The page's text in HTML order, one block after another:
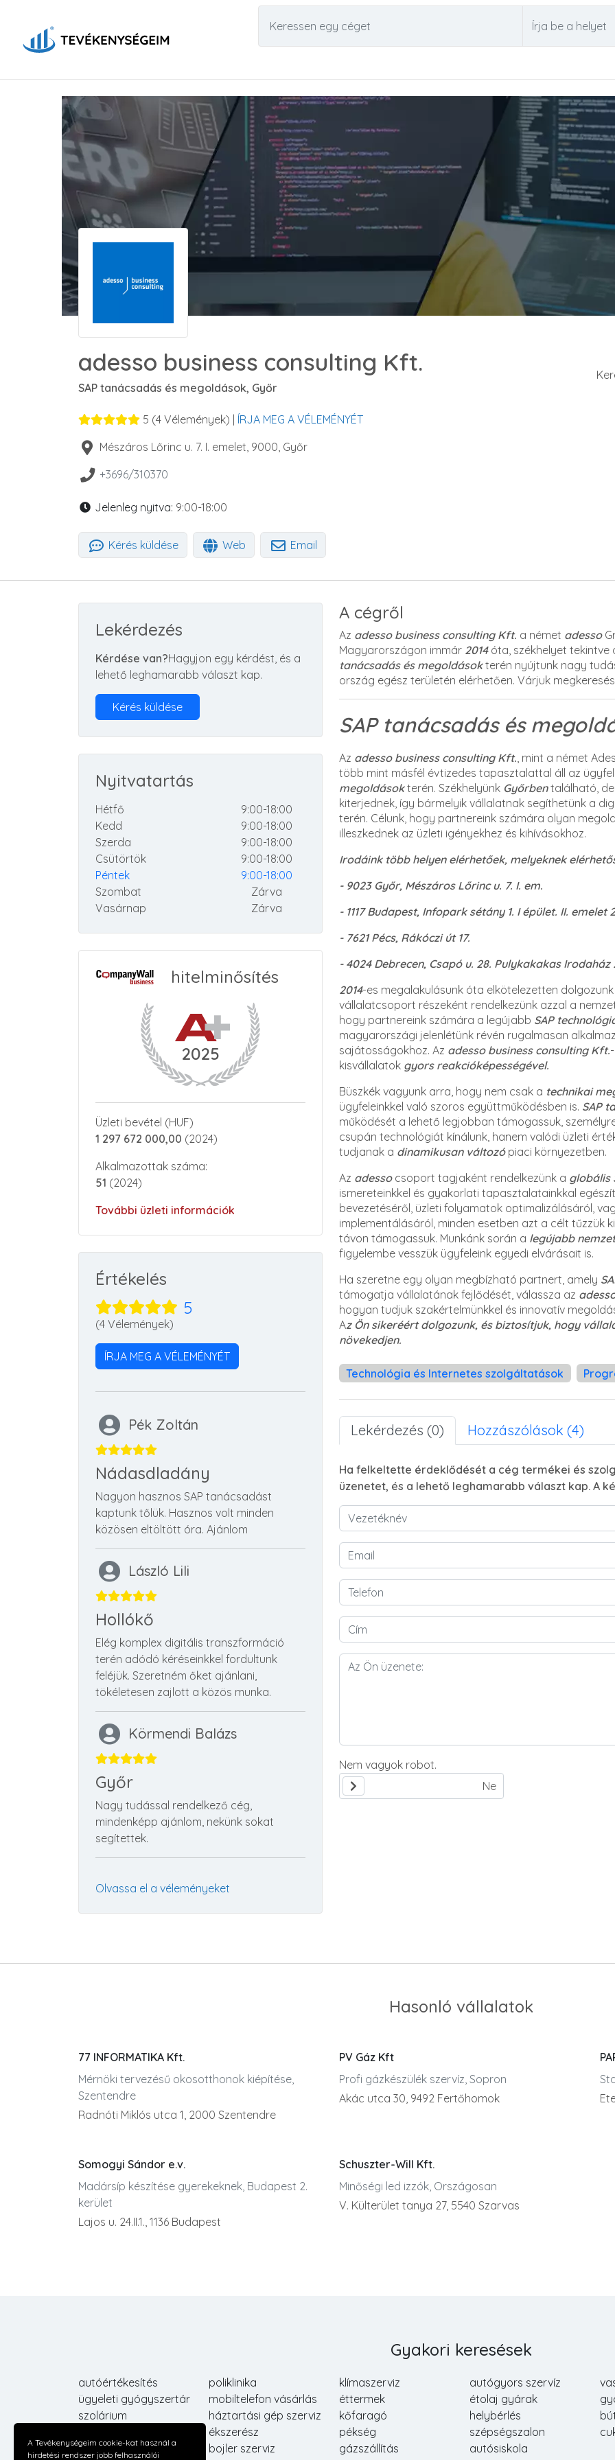
adesso business consulting Kft.
SAP tanácsadás és megoldások, Győr
5 (4 Vélemények) | ÍRJA MEG A VÉLEMÉNYÉT
Mészáros Lőrinc u. 7. I. emelet, 9000, Győr
+3696/310370
Jelenleg nyitva: 9:00-18:00
Kérés küldése Web Email
Lekérdezés
Kérdése van?Hagyjon egy kérdést, és a
lehető leghamarabb választ kap.
Kérés küldése
Nyitvatartás
Hétfő
9:00-18:00
Kedd
9:00-18:00
Szerda
9:00-18:00
Csütörtök
9:00-18:00
Péntek
9:00-18:00
Szombat
Zárva
Vasárnap
Zárva
hitelminősítés
2025
Üzleti bevétel (HUF)
1 297 672 000,00 (2024)
Alkalmazottak száma:
51 (2024)
További üzleti információk
Értékelés
5
(4 Vélemények)
ÍRJA MEG A VÉLEMÉNYÉT
Pék Zoltán
Nádasdladány
Nagyon hasznos SAP tanácsadást
kaptunk tőlük. Hasznos volt minden
közösen eltöltött óra. Ajánlom
László Lili
Hollókő
Elég komplex digitális transzformáció
terén adódó kéréseinkkel fordultunk
feléjük. Szeretném őket ajánlani,
tökéletesen zajlott a közös munka.
Körmendi Balázs
Győr
Nagy tudással rendelkező cég,
mindenképp ajánlom, nekünk sokat
segítettek.
Olvassa el a véleményeket
A cégről
Az adesso business consulting Kft. a német adesso
Magyarországon immár 2014 óta, székhelyet tekintve
tanácsadás és megoldásokterén nyújtunk nagy
ország egész területén elérhetően. Várjuk
SAP tanácsadás és
Az adesso business consulting Kft., mint a német
több mint másfél évtizedes tapasztalattal áll az
megoldásokterén. Székhelyünk Győrbentalálható,
kiterjednek, így bármelyik vállalatnak segíthetünk a
terén. Célunk, hogy partnereink számára olyan
illeszkednek az üzleti igényekhez és kihívásokhoz.
Irodáink több helyen elérhetőek, melyeknek
- 9023 Győr, Mészáros Lőrinc u. 7. I. em.
- 1117 Budapest, Infopark sétány 1. I épület. II. emelet
- 7621 Pécs, Rákóczi út 17.
- 4024 Debrecen, Csapó u. 28. Pulykakakas Irodaház
2014-es megalakulásunk óta elkötelezetten
vállalatcsoport részeként rendelkezünk azzal a
hogy partnereink számára a legújabb SAP
magyarországi jelenlétünk révén rugalmasan
sajátosságokhoz. Az adesso business consulting Kft.
kisvállalatok gyors reakcióképességével.
Büszkék vagyunk arra, hogy nem csak a technikai
ügyfeleinkkel való szoros együttműködésben is. SAP
működését a lehető legjobban támogassuk,
csupán technológiát kínálunk, hanem valódi üzleti
tudjanak a dinamikusan változó piaci környezetben.
Az adesso csoport tagjaként rendelkezünk a globális
ismereteinkkel és gyakorlati tapasztalatainkkal
bevezetéséről, üzleti folyamatok optimalizálásáról,
implementálásáról, minden esetben azt a célt tűzzük
távon támogassuk. Munkánk során a legújabb
figyelembe vesszük ügyfeleink egyedi elvárásait is.
Ha szeretne egy olyan megbízható partnert, amely
támogatja vállalatának fejlődését, válassza az
hogyan tudjuk szakértelmünkkel és innovatív
Az Ön sikeréért dolgozunk, és biztosítjuk, hogy
növekedjen.
Technológia és Internetes szolgáltatások
Lekérdezés (0) Hozzászólások (4)
Ha felkeltette érdeklődését a cég termékei és
üzenetet, és a lehető leghamarabb választ kap. A
Nem vagyok robot.
Hasonló vállalatok
77 INFORMATIKA Kft.
Mérnöki tervezésű okosotthonok kiépítése,
Szentendre
Radnóti Miklós utca 1, 2000 Szentendre
PV Gáz Kft
Profi gázkészülék szervíz, Sopron
Akác utca 30, 9492 Fertőhomok
Somogyi Sándor e.v.
Madársíp készítése gyerekeknek, Budapest 2.
kerület
Lajos u. 24.II.1., 1136 Budapest
Schuszter-Will Kft.
Minőségi led izzók, Országosan
V. Külterület tanya 27, 5540 Szarvas
Gyakori keresések
autóértékesítés poliklinika klímaszerviz autógyors szervíz
ügyeleti gyógyszertár
mobiltelefon vásárlás éttermek étolaj gyárak
szolárium
háztartási gép szerviz kőfaragó helybérlés
ékszerész pékség szépségszalon
taverna
bojler szerviz gázszállítás autósiskola
A Tevékenységeim cookie-kat használ a
hirdetési rendszer jobb felhasználói